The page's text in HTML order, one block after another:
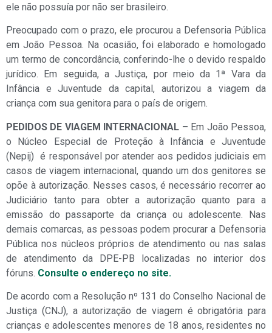
ele não possuía por não ser brasileiro.
Preocupado com o prazo, ele procurou a Defensoria Pública
em João Pessoa. Na ocasião, foi elaborado e homologado
um termo de concordância, conferindo-lhe o devido respaldo
jurídico. Em seguida, a Justiça, por meio da 1ª Vara da
Infância e Juventude da capital, autorizou a viagem da
criança com sua genitora para o país de origem.
PEDIDOS DE VIAGEM INTERNACIONAL – Em João Pessoa,
o Núcleo Especial de Proteção à Infância e Juventude
(Nepij) é responsável por atender aos pedidos judiciais em
casos de viagem internacional, quando um dos genitores se
opõe à autorização. Nesses casos, é necessário recorrer ao
Judiciário tanto para obter a autorização quanto para a
emissão do passaporte da criança ou adolescente. Nas
demais comarcas, as pessoas podem procurar a Defensoria
Pública nos núcleos próprios de atendimento ou nas salas
de atendimento da DPE-PB localizadas no interior dos
fóruns. Consulte o endereço no site.
De acordo com a Resolução nº 131 do Conselho Nacional de
Justiça (CNJ), a autorização de viagem é obrigatória para
crianças e adolescentes menores de 18 anos, residentes no